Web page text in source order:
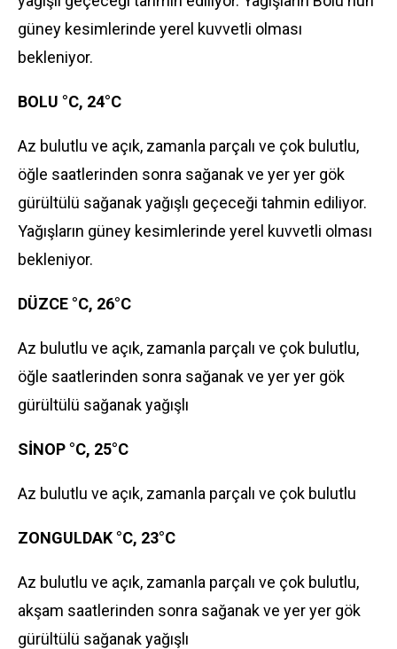
güney kesimlerinde yerel kuvvetli olması
bekleniyor.
BOLU °C, 24°C
Az bulutlu ve açık, zamanla parçalı ve çok bulutlu,
öğle saatlerinden sonra sağanak ve yer yer gök
gürültülü sağanak yağışlı geçeceği tahmin ediliyor.
Yağışların güney kesimlerinde yerel kuvvetli olması
bekleniyor.
DÜZCE °C, 26°C
Az bulutlu ve açık, zamanla parçalı ve çok bulutlu,
öğle saatlerinden sonra sağanak ve yer yer gök
gürültülü sağanak yağışlı
SİNOP °C, 25°C
Az bulutlu ve açık, zamanla parçalı ve çok bulutlu
ZONGULDAK °C, 23°C
Az bulutlu ve açık, zamanla parçalı ve çok bulutlu,
akşam saatlerinden sonra sağanak ve yer yer gök
gürültülü sağanak yağışlı